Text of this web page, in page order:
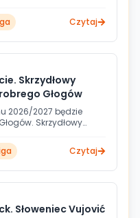
szacowany jest na
Czytaj
Skrzydłowy
Głogów
2026/2027 będzie
Skrzydłowy
najwyższej klasy
Czytaj
Słoweniec Vujović